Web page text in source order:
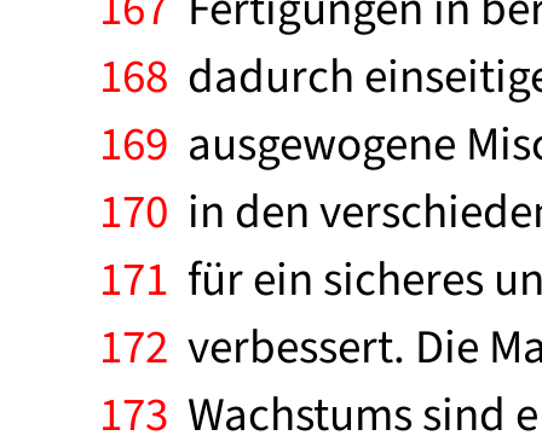
168 dadurch
169 ausgewogene
170 in den
171 für ein sicheres
172 verbessert. Die
173 Wachstums sind